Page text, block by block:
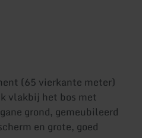
(65 vierkante meter)
vlakbij het bos met
grond, gemeubileerd
en grote, goed